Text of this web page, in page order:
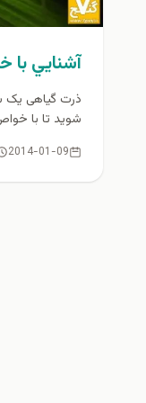
آشنايي
ذرت گیاهی یک
شويد تا با
2014-01-09